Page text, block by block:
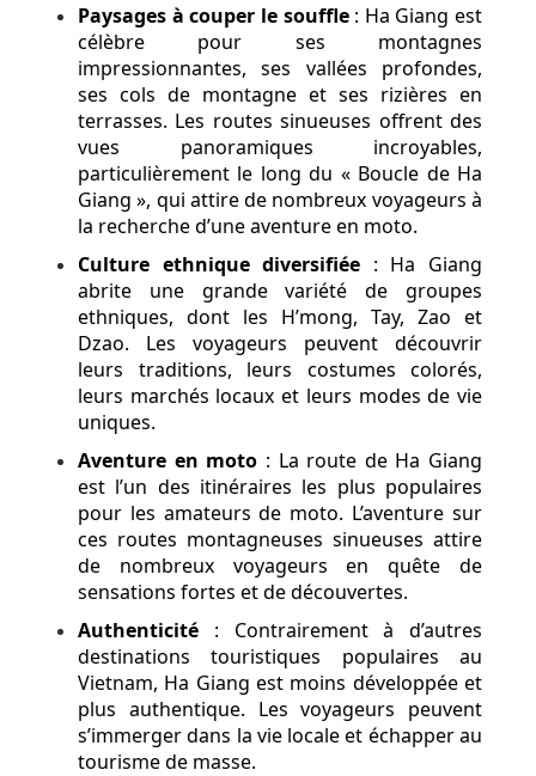
Paysages à couper le souffle: Ha Giang est
célèbre pour ses montagnes
impressionnantes, ses vallées profondes,
ses cols de montagne et ses rizières en
terrasses. Les routes sinueuses offrent des
vues panoramiques incroyables,
particulièrement le long du « Boucle de Ha
Giang », qui attire de nombreux voyageurs à
la recherche d’une aventure en moto.
Culture ethnique diversifiée : Ha Giang
abrite une grande variété de groupes
ethniques, dont les H’mong, Tay, Zao et
Dzao. Les voyageurs peuvent découvrir
leurs traditions, leurs costumes colorés,
leurs marchés locaux et leurs modes de vie
uniques.
Aventure en moto : La route de Ha Giang
est l’un des itinéraires les plus populaires
pour les amateurs de moto. L’aventure sur
ces routes montagneuses sinueuses attire
de nombreux voyageurs en quête de
sensations fortes et de découvertes.
Authenticité : Contrairement à d’autres
destinations touristiques populaires au
Vietnam, Ha Giang est moins développée et
plus authentique. Les voyageurs peuvent
s’immerger dans la vie locale et échapper au
tourisme de masse.